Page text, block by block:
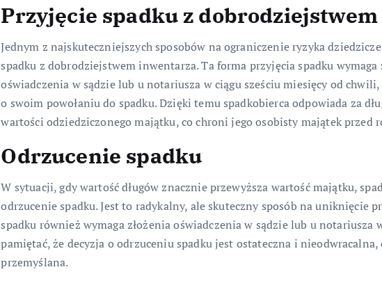
Przyjęcie spadku z
Jednym z najskuteczniejszych sposobów na ograniczenie ryzyka
spadku z dobrodziejstwem inwentarza. Ta forma przyjęcia spadku
oświadczenia w sądzie lub u notariusza w ciągu sześciu miesięcy od
o swoim powołaniu do spadku. Dzięki temu spadkobierca odpowiada za
wartości odziedziczonego majątku, co chroni jego osobisty majątek przed
Odrzucenie spadku
W sytuacji, gdy wartość długów znacznie przewyższa wartość majątku,
odrzucenie spadku. Jest to radykalny, ale skuteczny sposób na uniknięcie
spadku również wymaga złożenia oświadczenia w sądzie lub u
pamiętać, że decyzja o odrzuceniu spadku jest ostateczna i
przemyślana.